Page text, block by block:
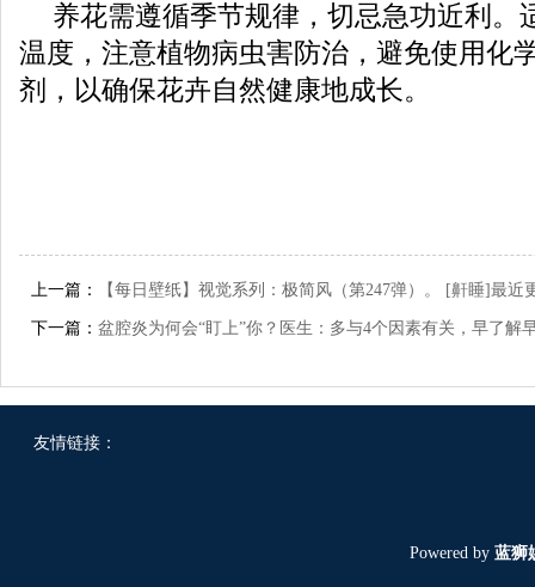
养花需遵循季节规律，切忌急功近利。
温度，注意植物病虫害防治，避免使用化
剂，以确保花卉自然健康地成长。
上一篇： 【每日壁纸】视觉系列：极简风（第247弹）。 [鼾睡]最近
下一篇： 盆腔炎为何会“盯上”你？医生：多与4个因素有关，早了解
友情链接：
Powered by 蓝狮